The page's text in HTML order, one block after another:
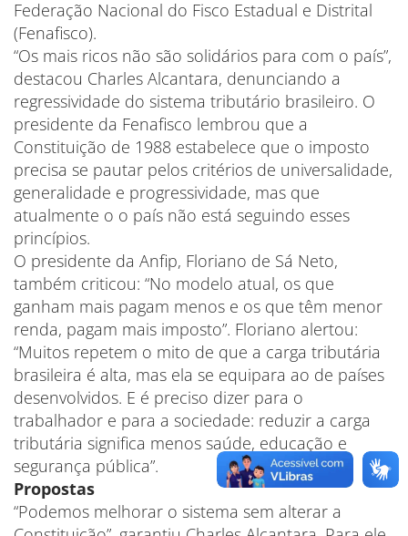
Federação Nacional do Fisco Estadual e Distrital
(Fenafisco).
“Os mais ricos não são solidários para com o país”,
destacou Charles Alcantara, denunciando a
regressividade do sistema tributário brasileiro. O
presidente da Fenafisco lembrou que a
Constituição de 1988 estabelece que o imposto
precisa se pautar pelos critérios de universalidade,
generalidade e progressividade, mas que
atualmente o o país não está seguindo esses
princípios.
O presidente da Anfip, Floriano de Sá Neto,
também criticou: “No modelo atual, os que
ganham mais pagam menos e os que têm menor
renda, pagam mais imposto”. Floriano alertou:
“Muitos repetem o mito de que a carga tributária
brasileira é alta, mas ela se equipara ao de países
desenvolvidos. E é preciso dizer para o
trabalhador e para a sociedade: reduzir a carga
tributária significa menos saúde, educação e
segurança pública”.
Propostas
“Podemos melhorar o sistema sem alterar a